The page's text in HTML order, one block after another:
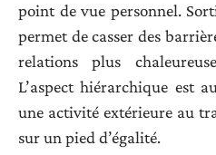
point de vue personnel.
permet de casser des
relations plus
L’aspect hiérarchique est
une activité extérieure au
sur un pied d’égalité.